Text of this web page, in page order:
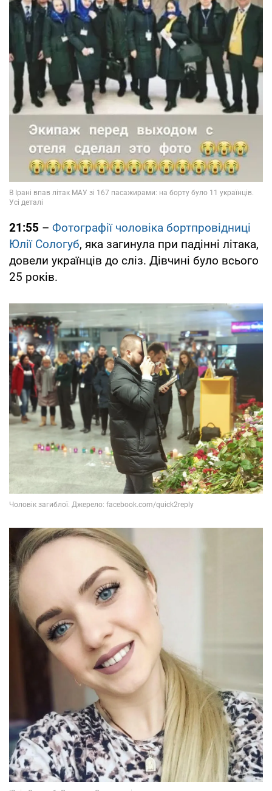
21:55 – Фотографії чоловіка бортпровідниці
Юлії Сологуб, яка загинула при падінні літака,
довели українців до сліз. Дівчині було всього
25 років.